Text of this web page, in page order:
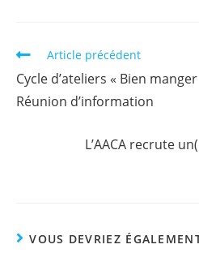
Article précédent
Cycle d’ateliers « Bien
Réunion d’information
L’AACA recrute
VOUS DEVRIEZ